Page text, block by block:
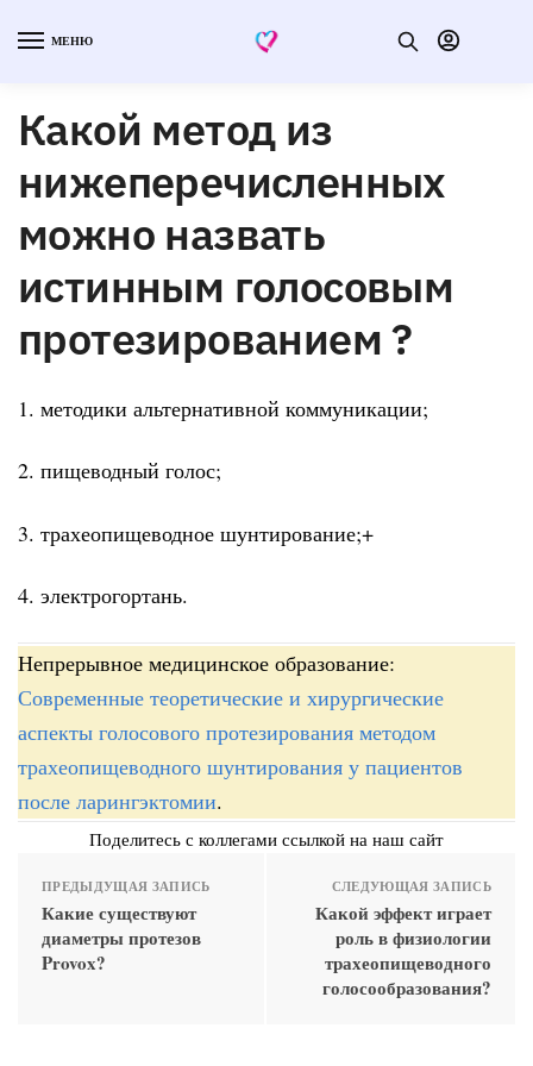
МЕНЮ
Какой метод из
нижеперечисленных
можно назвать
истинным голосовым
протезированием ?
1. методики альтернативной коммуникации;
2. пищеводный голос;
3. трахеопищеводное шунтирование;+
4. электрогортань.
Непрерывное медицинское образование:
Современные теоретические и хирургические
аспекты голосового протезирования методом
трахеопищеводного шунтирования у пациентов
после ларингэктомии.
Поделитесь с коллегами ссылкой на наш сайт
ПРЕДЫДУЩАЯ ЗАПИСЬ
Какие существуют
диаметры протезов
Provox?
СЛЕДУЮЩАЯ ЗАПИСЬ
Какой эффект играет
роль в физиологии
трахеопищеводного
голосообразования?